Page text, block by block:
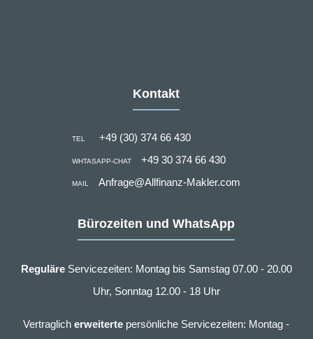
Kontakt
TEL +49 (30) 374 66 430
WHTASAPP-CHAT +49 30 374 66 430
MAIL Anfrage@Allfinanz-Makler.com
Bürozeiten und WhatsApp
ReguläreServicezeiten: Montag bis Samstag 07.00 - 20.00
Uhr, Sonntag 12.00 - 18 Uhr
Vertraglicherweiterte persönliche Servicezeiten: Montag -